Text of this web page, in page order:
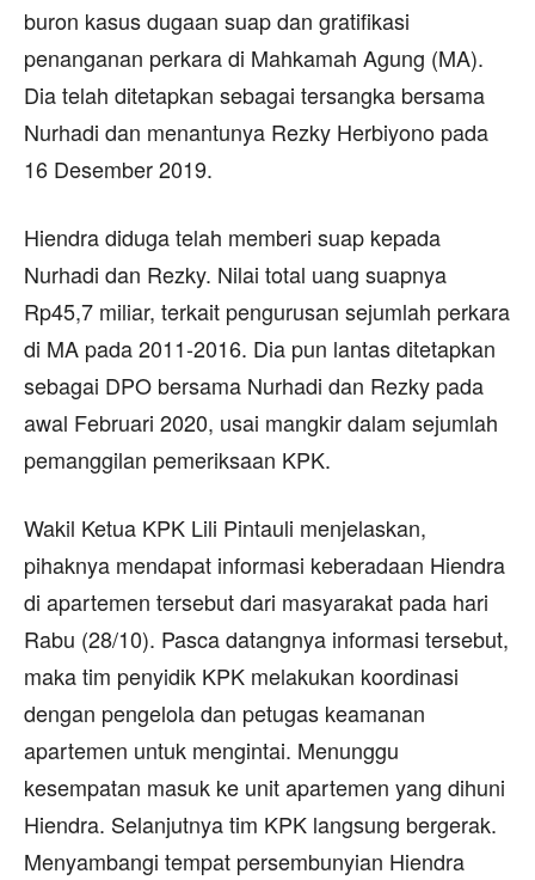
buron kasus dugaan suap dan gratifikasi
penanganan perkara di Mahkamah Agung (MA).
Dia telah ditetapkan sebagai tersangka bersama
Nurhadi dan menantunya Rezky Herbiyono pada
16 Desember 2019.
Hiendra diduga telah memberi suap kepada
Nurhadi dan Rezky. Nilai total uang suapnya
Rp45,7 miliar, terkait pengurusan sejumlah perkara
di MA pada 2011-2016. Dia pun lantas ditetapkan
sebagai DPO bersama Nurhadi dan Rezky pada
awal Februari 2020, usai mangkir dalam sejumlah
pemanggilan pemeriksaan KPK.
Wakil Ketua KPK Lili Pintauli menjelaskan,
pihaknya mendapat informasi keberadaan Hiendra
di apartemen tersebut dari masyarakat pada hari
Rabu (28/10). Pasca datangnya informasi tersebut,
maka tim penyidik KPK melakukan koordinasi
dengan pengelola dan petugas keamanan
apartemen untuk mengintai. Menunggu
kesempatan masuk ke unit apartemen yang dihuni
Hiendra. Selanjutnya tim KPK langsung bergerak.
Menyambangi tempat persembunyian Hiendra